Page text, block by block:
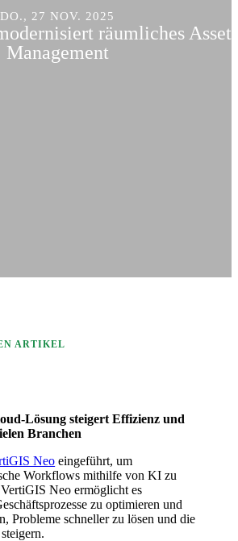
DO., 27 NOV. 2025
räumliches Asset
Management
ARTIKEL
Lösung steigert Effizienz und
Branchen
Neo eingeführt, um
Workflows mithilfe von KI zu
Neo ermöglicht es
zu optimieren und
Probleme schneller zu lösen und die